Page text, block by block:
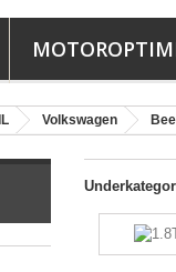
Volkswagen